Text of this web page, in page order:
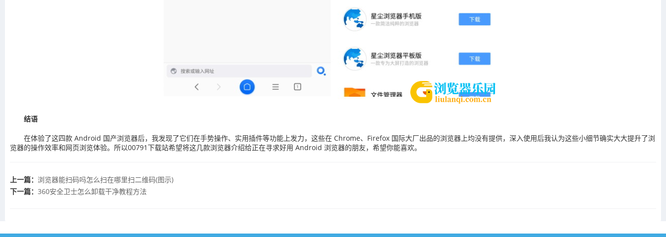
结语
在体验了这四款 Android 国产浏览器后，我发现了它们在手势操作、实用插件等功能上发力，这些在 Chrome、Firefox 国际大厂出品的浏览器上均没有提供，深入使用后我认为这些小细节确实大大提升了浏
览器的操作效率和网页浏览体验。所以00791下载站希望将这几款浏览器介绍给正在寻求好用 Android 浏览器的朋友，希望你能喜欢。
上一篇： 浏览器能扫码吗怎么扫在哪里扫二维码(图示)
下一篇： ​360安全卫士怎么卸载干净教程方法